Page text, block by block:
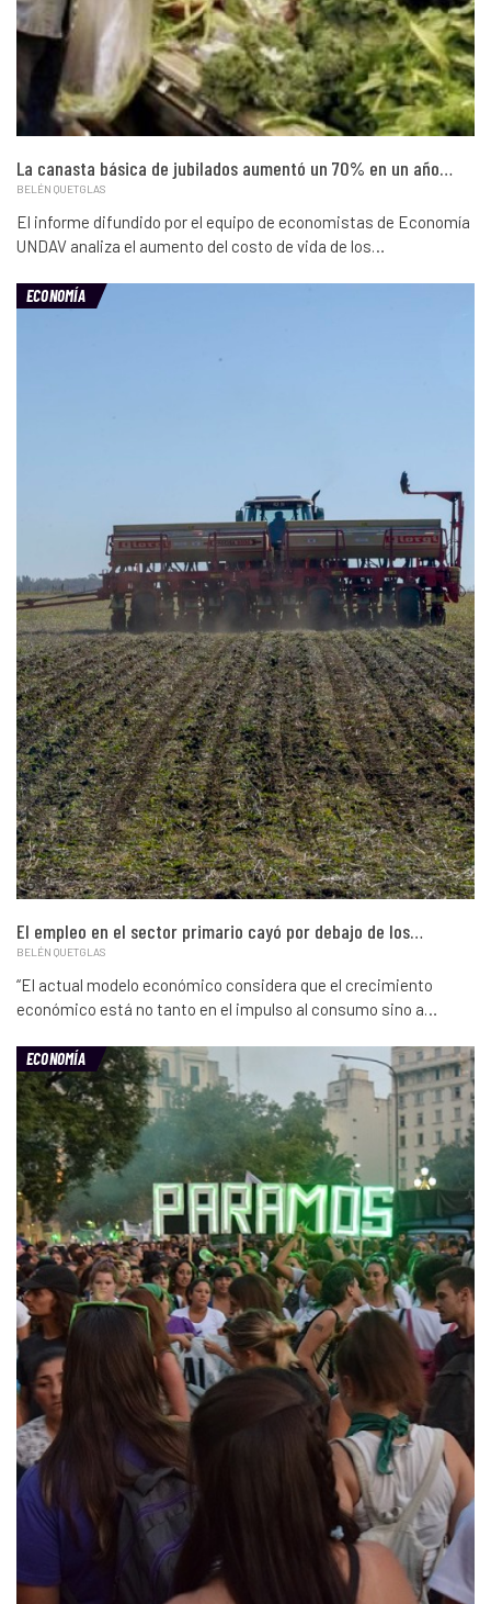
La canasta básica de jubilados aumentó un 70% en un año…
BELÉN QUETGLAS
El informe difundido por el equipo de economistas de Economía
UNDAV analiza el aumento del costo de vida de los…
ECONOMÍA
El empleo en el sector primario cayó por debajo de los…
BELÉN QUETGLAS
“El actual modelo económico considera que el crecimiento
económico está no tanto en el impulso al consumo sino a…
ECONOMÍA